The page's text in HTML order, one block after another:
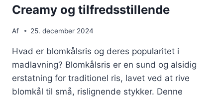
Creamy og tilfredsstillende
Af 25. december 2024
Hvad er blomkålsris og deres popularitet i
madlavning? Blomkålsris er en sund og alsidig
erstatning for traditionel ris, lavet ved at rive
blomkål til små, rislignende stykker. Denne